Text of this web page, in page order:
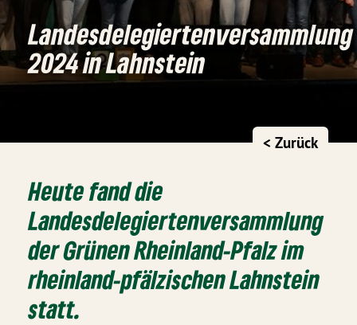
Landesdelegiertenversammlung
2024 in Lahnstein
< Zurück
Heute fand die
Landesdelegiertenversammlung
der Grünen Rheinland-Pfalz im
rheinland-pfälzischen Lahnstein
statt.